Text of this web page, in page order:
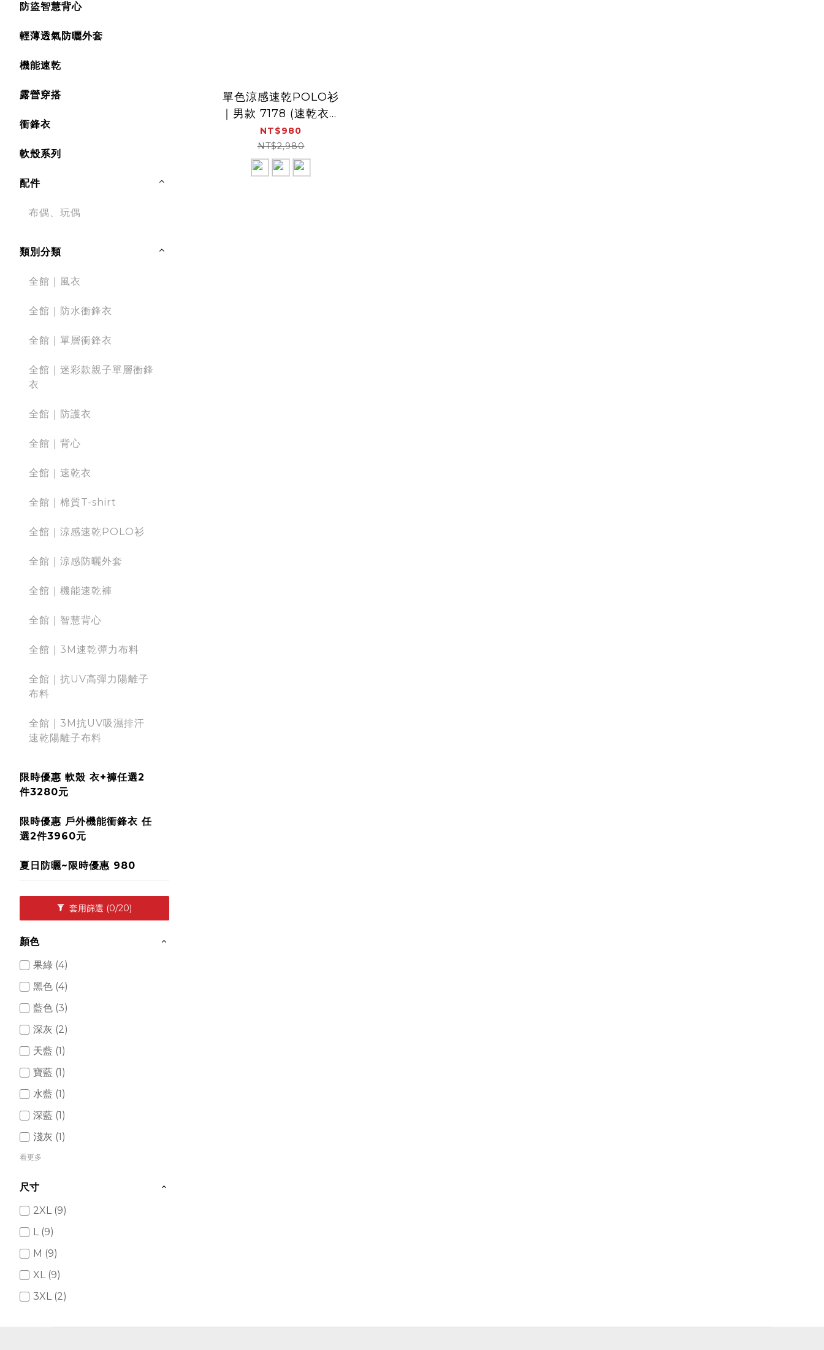
防盜智慧背心
輕薄透氣防曬外套
機能速乾
露營穿搭
衝鋒衣
軟殼系列
配件
布偶、玩偶
類別分類
全館｜風衣
全館｜防水衝鋒衣
全館｜單層衝鋒衣
全館｜迷彩款親子單層衝鋒
衣
全館｜防護衣
全館｜背心
全館｜速乾衣
全館｜棉質T-shirt
全館｜涼感速乾POLO衫
全館｜涼感防曬外套
全館｜機能速乾褲
全館｜智慧背心
全館｜3M速乾彈力布料
全館｜抗UV高彈力陽離子
布料
全館｜3M抗UV吸濕排汗
速乾陽離子布料
限時優惠 軟殼 衣+褲任選2
件3280元
限時優惠 戶外機能衝鋒衣 任
選2件3960元
夏日防曬~限時優惠 980
套用篩選 (0/20)
顏色
果綠 (4)
黑色 (4)
藍色 (3)
深灰 (2)
天藍 (1)
寶藍 (1)
水藍 (1)
深藍 (1)
淺灰 (1)
看更多
尺寸
2XL (9)
L (9)
M (9)
XL (9)
3XL (2)
單色涼感速乾POLO衫
｜男款 7178 (速乾衣、
涼感、透氣、吸濕排汗)
NT$980
NT$2,980